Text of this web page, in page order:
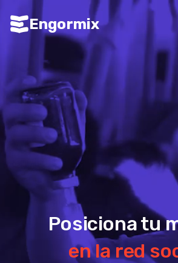
Engormix
Posiciona tu
en la red